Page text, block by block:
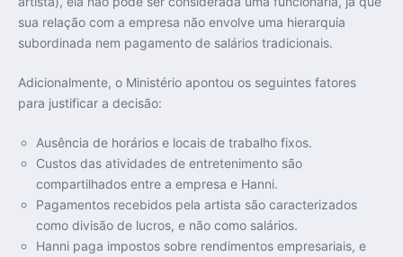
sua relação com a empresa não envolve uma hierarquia
subordinada nem pagamento de salários tradicionais.
Adicionalmente, o Ministério apontou os seguintes fatores
para justificar a decisão:
Ausência de horários e locais de trabalho fixos.
Custos das atividades de entretenimento são
compartilhados entre a empresa e Hanni.
Pagamentos recebidos pela artista são caracterizados
como divisão de lucros, e não como salários.
Hanni paga impostos sobre rendimentos empresariais, e